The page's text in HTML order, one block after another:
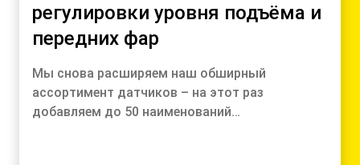
регулировки уровня подъёма и
передних фар
Мы снова расширяем наш обширный
ассортимент датчиков – на этот раз
добавляем до 50 наименований…